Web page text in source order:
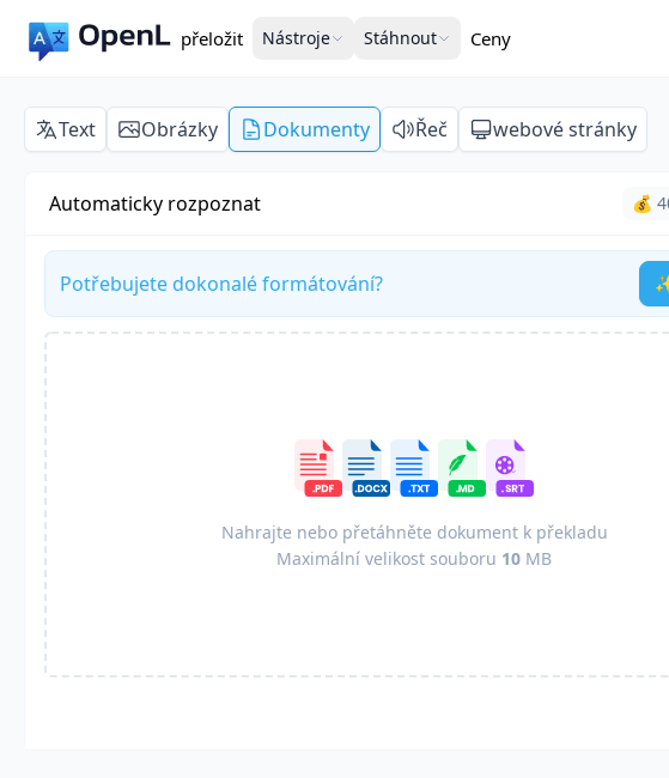
přeložit Nástroje Stáhnout Ceny
Text Obrázky Dokumenty Řeč webové stránky
Automaticky rozpoznat 💰
Potřebujete dokonalé formátování?
Nahrajte nebo přetáhněte dokument k překladu
Maximální velikost souboru 10 MB